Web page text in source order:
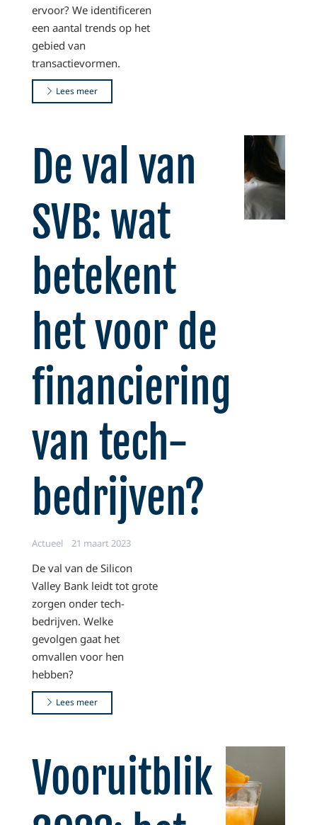
ervoor? We identificeren
een aantal trends op het
gebied van
transactievormen.
Lees meer
De val van
SVB: wat
betekent
het voor de
financiering
van tech-
bedrijven?
Actueel 21 maart 2023
De val van de Silicon
Valley Bank leidt tot grote
zorgen onder tech-
bedrijven. Welke
gevolgen gaat het
omvallen voor hen
hebben?
Lees meer
Vooruitblik